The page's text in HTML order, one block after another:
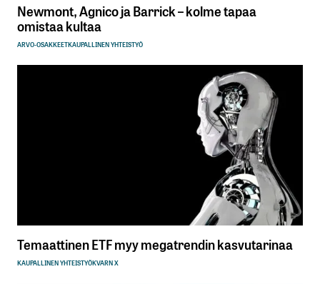
Newmont, Agnico ja Barrick – kolme tapaa
omistaa kultaa
ARVO-OSAKKEETKAUPALLINEN YHTEISTYÖ
Temaattinen ETF myy megatrendin kasvutarinaa
KAUPALLINEN YHTEISTYÖKVARN X